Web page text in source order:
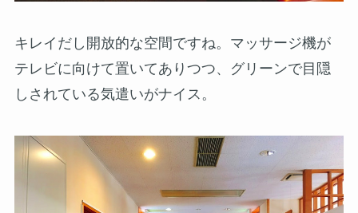
キレイだし開放的な空間ですね。マッサージ機が
テレビに向けて置いてありつつ、グリーンで目隠
しされている気遣いがナイス。